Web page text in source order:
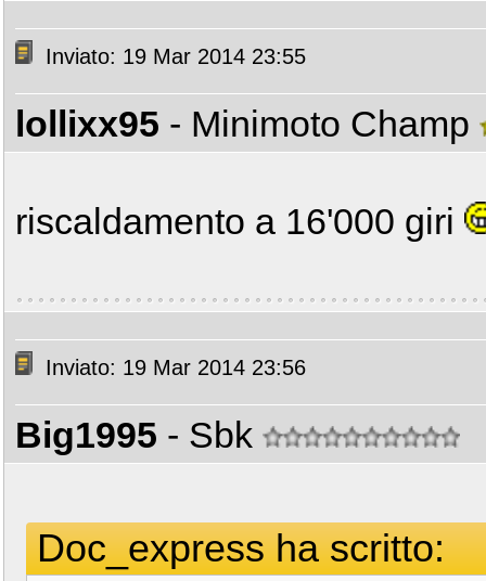
Inviato: 19 Mar 2014 23:55
lollixx95 - Minimoto Champ
riscaldamento a 16'000 giri
Inviato: 19 Mar 2014 23:56
Big1995 - Sbk
Doc_express ha scritto: